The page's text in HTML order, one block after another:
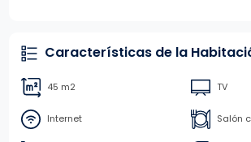
Características de la
45 m2 TV
Internet Salón